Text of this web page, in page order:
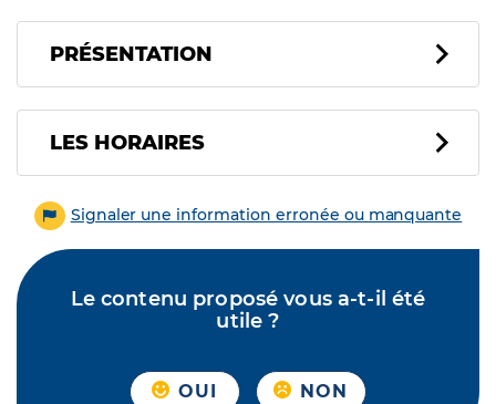
PRÉSENTATION
LES HORAIRES
Signaler une information erronée ou manquante
Le contenu proposé vous a-t-il été
utile ?
OUI NON